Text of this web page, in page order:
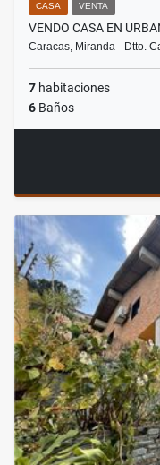
CASA VENTA
VENDO CASA EN
Caracas, Miranda - Dtto.
7 habitaciones
6 Baños